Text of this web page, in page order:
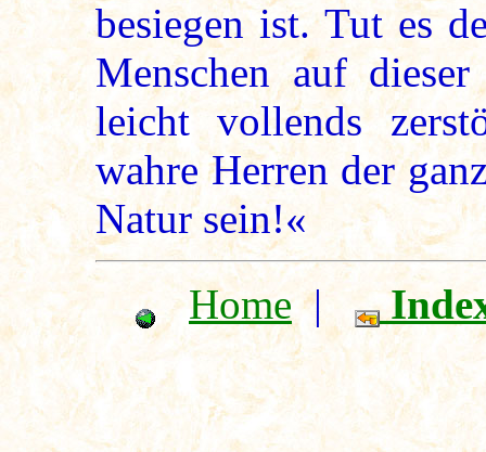
besiegen ist. Tut es
Menschen auf
leicht vollends
wahre Herren der
Natur sein!«
Home|